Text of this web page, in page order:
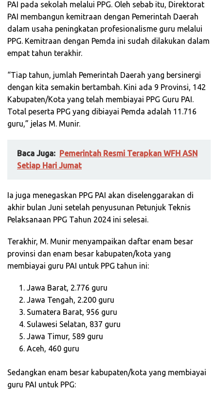
PAI pada sekolah melalui PPG. Oleh sebab itu, Direktorat
PAI membangun kemitraan dengan Pemerintah Daerah
dalam usaha peningkatan profesionalisme guru melalui
PPG. Kemitraan dengan Pemda ini sudah dilakukan dalam
empat tahun terakhir.
“Tiap tahun, jumlah Pemerintah Daerah yang bersinergi
dengan kita semakin bertambah. Kini ada 9 Provinsi, 142
Kabupaten/Kota yang telah membiayai PPG Guru PAI.
Total peserta PPG yang dibiayai Pemda adalah 11.716
guru,” jelas M. Munir.
Baca Juga: Pemerintah Resmi Terapkan WFH ASN
Setiap Hari Jumat
Ia juga menegaskan PPG PAI akan diselenggarakan di
akhir bulan Juni setelah penyusunan Petunjuk Teknis
Pelaksanaan PPG Tahun 2024 ini selesai.
Terakhir, M. Munir menyampaikan daftar enam besar
provinsi dan enam besar kabupaten/kota yang
membiayai guru PAI untuk PPG tahun ini:
Jawa Barat, 2.776 guru
Jawa Tengah, 2.200 guru
Sumatera Barat, 956 guru
Sulawesi Selatan, 837 guru
Jawa Timur, 589 guru
Aceh, 460 guru
Sedangkan enam besar kabupaten/kota yang membiayai
guru PAI untuk PPG: